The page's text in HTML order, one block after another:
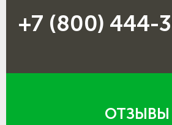
+7 (800) 444-
ОТЗЫВЫ